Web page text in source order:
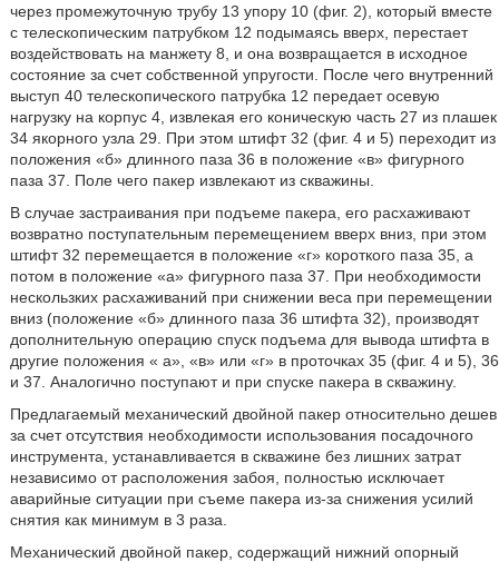
через промежуточную трубу 13 упору 10 (фиг. 2), который вместе
с телескопическим патрубком 12 подымаясь вверх, перестает
воздействовать на манжету 8, и она возвращается в исходное
состояние за счет собственной упругости. После чего внутренний
выступ 40 телескопического патрубка 12 передает осевую
нагрузку на корпус 4, извлекая его коническую часть 27 из плашек
34 якорного узла 29. При этом штифт 32 (фиг. 4 и 5) переходит из
положения «б» длинного паза 36 в положение «в» фигурного
паза 37. Поле чего пакер извлекают из скважины.
В случае застраивания при подъеме пакера, его расхаживают
возвратно поступательным перемещением вверх вниз, при этом
штифт 32 перемещается в положение «г» короткого паза 35, а
потом в положение «а» фигурного паза 37. При необходимости
нескользких расхаживаний при снижении веса при перемещении
вниз (положение «б» длинного паза 36 штифта 32), производят
дополнительную операцию спуск подъема для вывода штифта в
другие положения « а», «в» или «г» в проточках 35 (фиг. 4 и 5), 36
и 37. Аналогично поступают и при спуске пакера в скважину.
Предлагаемый механический двойной пакер относительно дешев
за счет отсутствия необходимости использования посадочного
инструмента, устанавливается в скважине без лишних затрат
независимо от расположения забоя, полностью исключает
аварийные ситуации при съеме пакера из-за снижения усилий
снятия как минимум в 3 раза.
Механический двойной пакер, содержащий нижний опорный